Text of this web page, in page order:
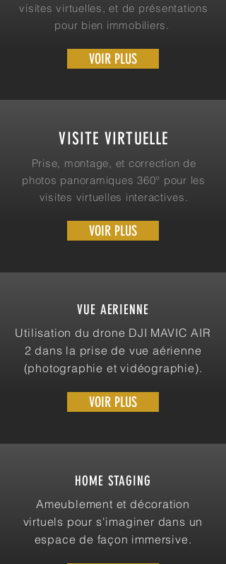
visites virtuelles, et de présentations
pour bien immobiliers.
VOIR PLUS
VISITE VIRTUELLE
Prise, montage, et correction de
photos panoramiques 360° pour les
visites virtuelles interactives.
VOIR PLUS
VUE AERIENNE
Utilisation du drone DJI MAVIC AIR
2 dans la prise de vue aérienne
(photographie et vidéographie).
VOIR PLUS
HOME STAGING
Ameublement et décoration
virtuels pour s'imaginer dans un
espace de façon immersive.